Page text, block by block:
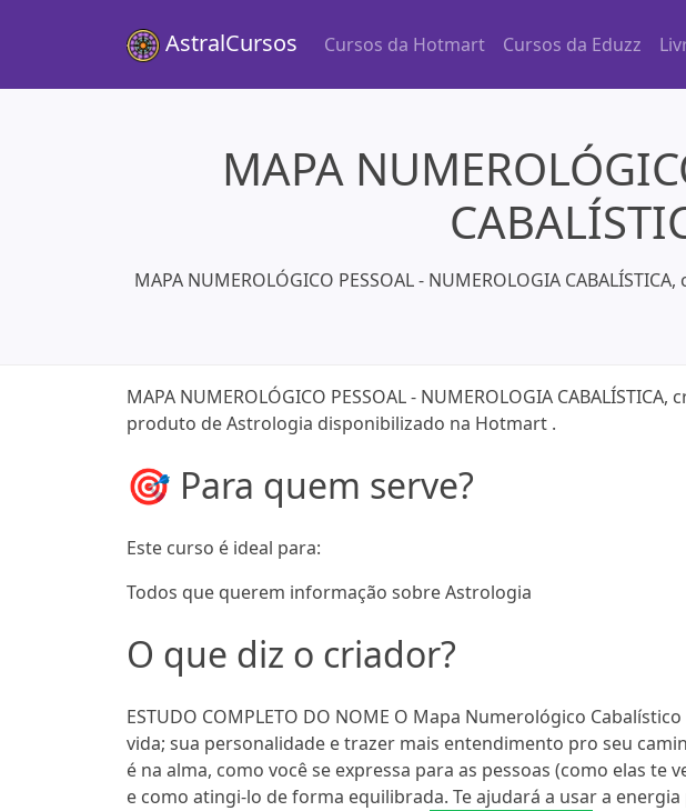
AstralCursos Cursos da Hotmart Cursos da Eduzz
MAPA
MAPA NUMEROLÓGICO PESSOAL - NUMEROLOGIA
MAPA NUMEROLÓGICO PESSOAL - NUMEROLOGIA
produto de Astrologia disponibilizado na Hotmart .
🎯 Para quem serve?
Este curso é ideal para:
Todos que querem informação sobre Astrologia
O que diz o criador?
ESTUDO COMPLETO DO NOME O Mapa Numerológico
vida; sua personalidade e trazer mais entendimento pro seu
é na alma, como você se expressa para as pessoas (como elas te
e como atingi-lo de forma equilibrada. Te ajudará a usar a